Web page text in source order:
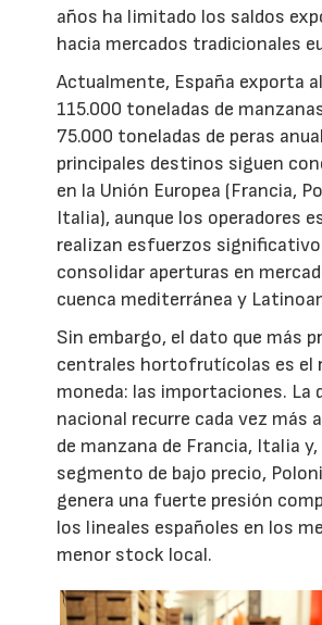
años ha limitado los saldos
hacia mercados tradicionales
Actualmente, España exporta
115.000 toneladas de
75.000 toneladas de peras
principales destinos siguen
en la Unión Europea (Francia,
Italia), aunque los operadores
realizan esfuerzos
consolidar aperturas en
cuenca mediterránea y
Sin embargo, el dato que más
centrales hortofrutícolas es el
moneda: las importaciones. La
nacional recurre cada vez más
de manzana de Francia, Italia y,
segmento de bajo precio,
genera una fuerte presión
los lineales españoles en los
menor stock local.